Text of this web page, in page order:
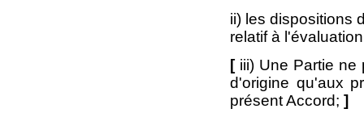
ii) les dispositions
relatif à
[ iii) Une Partie ne
d'origine qu'aux
présent Accord; ]